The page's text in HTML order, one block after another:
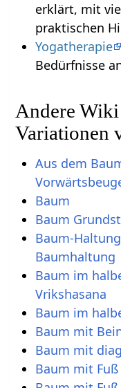
erklärt, mit
praktischen
Yogatherapie
Bedürfnisse
Andere Wiki
Variationen
Aus dem
Baum
Baum
Baum-
Baumhaltung
Baum im
Vrikshasana
Baum im
Baum mit
Baum mit
Baum mit